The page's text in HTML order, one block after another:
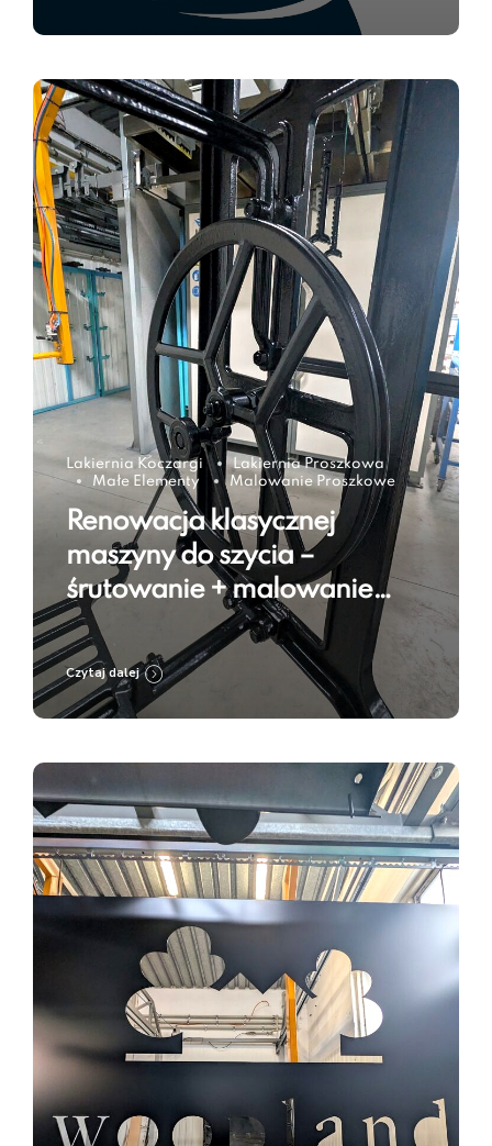
Lakiernia Koczargi
Lakiernia Proszkowa
Małe Elementy
Malowanie Proszkowe
Renowacja klasycznej
maszyny do szycia –
śrutowanie + malowanie
proszkowe w kolorze Jet
Black RAL 9005
Czytaj dalej